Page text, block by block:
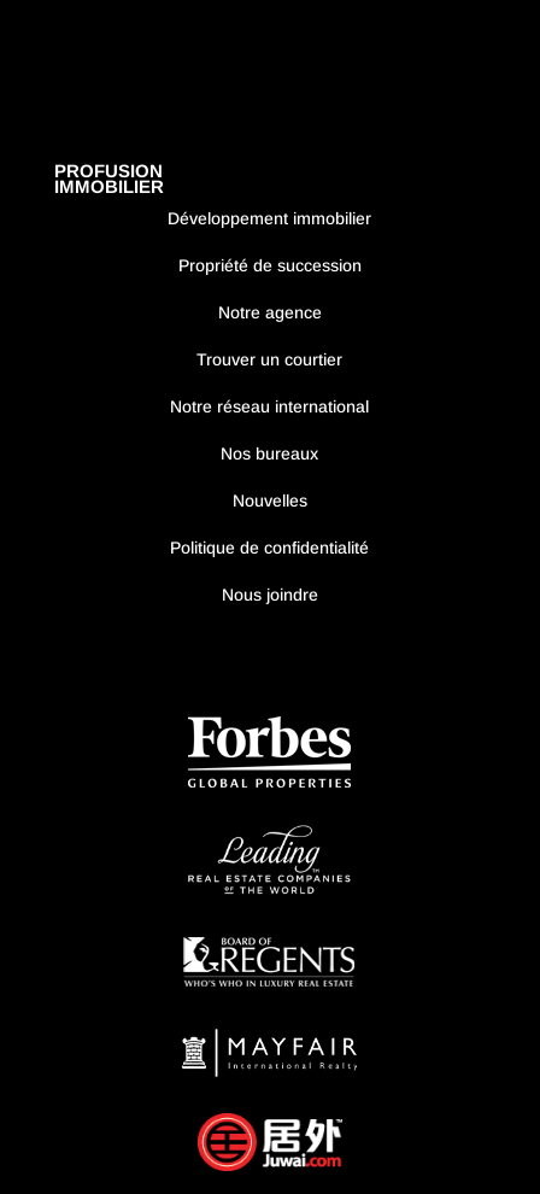
PROFUSION
IMMOBILIER
Développement immobilier
Propriété de succession
Notre agence
Trouver un courtier
Notre réseau international
Nos bureaux
Nouvelles
Politique de confidentialité
Nous joindre